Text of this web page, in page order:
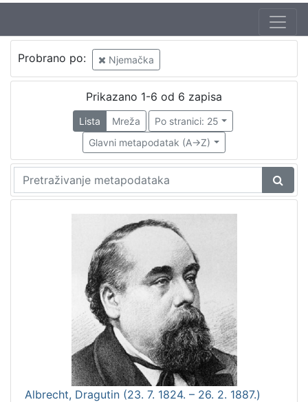
Probrano po: Njemačka
Prikazano 1-6 od 6 zapisa
Lista Mreža
Po stranici: 25
Glavni metapodatak (A->Z)
Albrecht, Dragutin (23. 7. 1824. – 26. 2. 1887.)